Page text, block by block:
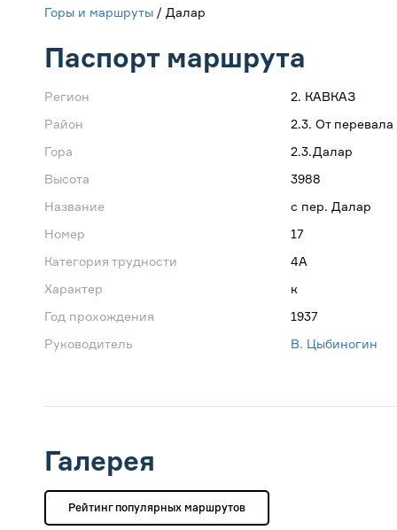
Горы и маршруты / Далар
Паспорт маршрута
Регион
2. КАВКАЗ
Район
2.3. От
Гора
2.3.Далар
Высота
3988
Название
с пер. Далар
Номер
17
Категория трудности
4А
Характер
к
Год прохождения
1937
Руководитель
В. Цыбиногин
Галерея
Рейтинг популярных маршрутов